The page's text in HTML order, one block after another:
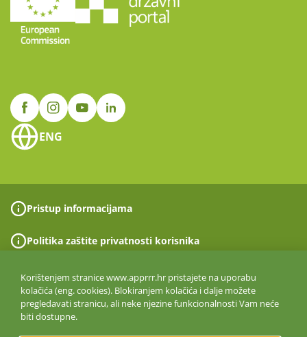
ENG
Pristup informacijama
Politika zaštite privatnosti korisnika
Politika upravljanja kvalitetom
Prijava nepravilnosti
Korištenjem stranice www.apprrr.hr pristajete na uporabu
kolačića (eng. cookies). Blokiranjem kolačića i dalje možete
pregledavati stranicu, ali neke njezine funkcionalnosti Vam neće
biti dostupne.